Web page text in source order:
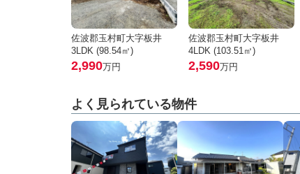
佐波郡玉村町大字板井
3LDK (98.54㎡)
2,990万円
佐波郡玉村町大字板井
4LDK (103.51㎡)
2,590万円
よく見られている物件